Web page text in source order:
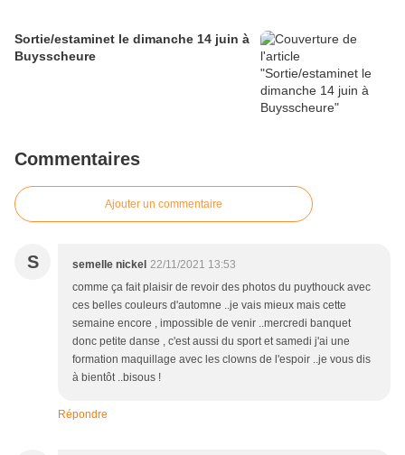
Sortie/estaminet le dimanche 14 juin à
Buysscheure
Commentaires
Ajouter un commentaire
S semelle nickel 22/11/2021 13:53
comme ça fait plaisir de revoir des photos du puythouck avec
ces belles couleurs d'automne ..je vais mieux mais cette
semaine encore , impossible de venir ..mercredi banquet
donc petite danse , c'est aussi du sport et samedi j'ai une
formation maquillage avec les clowns de l'espoir ..je vous dis
à bientôt ..bisous !
Répondre